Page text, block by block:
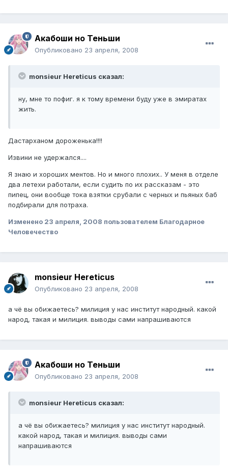
Акабоши но Теньши
Опубликовано 23 апреля, 2008
monsieur Hereticus сказал:
ну, мне то пофиг. я к тому времени буду уже в эмиратах
жить.
Дастарханом дороженька!!!!
Извини не удержался....
Я знаю и хороших ментов. Но и много плохих.. У меня в отделе
два летехи работали, если судить по их рассказам - это
пипец, они вообще тока взятки срубали с черных и пьяных баб
подбирали для потраха.
Изменено 23 апреля, 2008 пользователем Благодарное
Человечество
monsieur Hereticus
Опубликовано 23 апреля, 2008
а чё вы обижаетесь? милиция у нас институт народный. какой
народ, такая и милиция. выводы сами напрашиваются
Акабоши но Теньши
Опубликовано 23 апреля, 2008
monsieur Hereticus сказал:
а чё вы обижаетесь? милиция у нас институт народный.
какой народ, такая и милиция. выводы сами
напрашиваются